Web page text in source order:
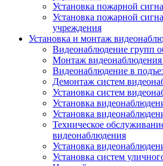
Установка пожарной
Установка пожарной
учреждения
Установка и монтаж
Видеонаблюдение групп
Монтаж
Видеонаблюдение в
Демонтаж систем
Установка систем
Установка
Установка
Техническое
видеонаблюдения
Установка
Установка систем